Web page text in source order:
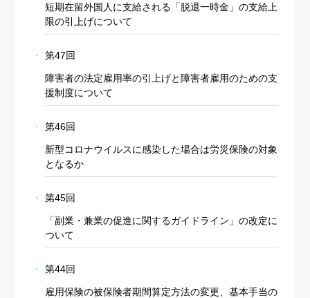
短期在留外国人に支給される「脱退一時金」の支給上
限の引上げについて
第47回
障害者の法定雇用率の引上げと障害者雇用のための支
援制度について
第46回
新型コロナウイルスに感染した場合は労災保険の対象
となるか
第45回
「副業・兼業の促進に関するガイドライン」の改定に
ついて
第44回
雇用保険の被保険者期間算定方法の変更、基本手当の